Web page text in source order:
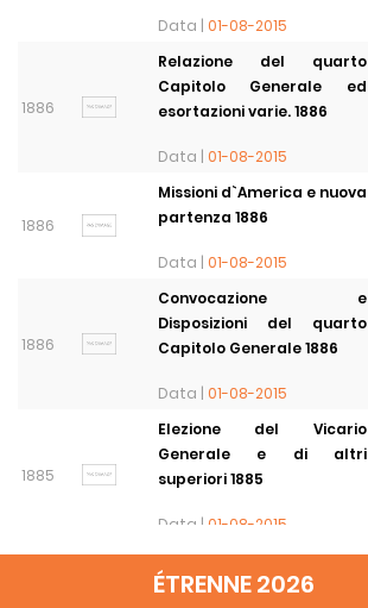
Data | 01-08-2015
1886
Relazione del quarto
Capitolo Generale ed
esortazioni varie. 1886
Data | 01-08-2015
1886
Missioni d`America e nuova
partenza 1886
Data | 01-08-2015
1886
Convocazione e
Disposizioni del quarto
Capitolo Generale 1886
Data | 01-08-2015
1885
Elezione del Vicario
Generale e di altri
superiori 1885
Data | 01-08-2015
Diffusione dei buoni libri
1885
ÉTRENNE 2026